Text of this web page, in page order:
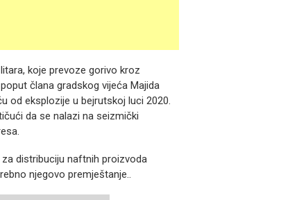
koje prevoze gorivo kroz
člana gradskog vijeća Majida
od eksplozije u bejrutskoj luci 2020.
da se nalazi na seizmički
distribuciju naftnih proizvoda
njegovo premještanje..